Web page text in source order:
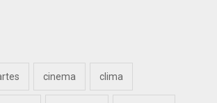
cinema clima